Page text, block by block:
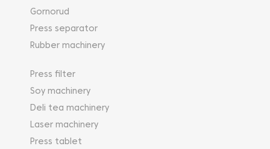
Gornorud
Press separator
Rubber machinery
Press filter
Soy machinery
Deli tea machinery
Laser machinery
Press tablet